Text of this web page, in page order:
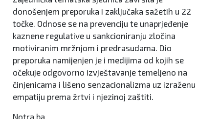
donošenjem preporuka i zaključaka sažetih u 22
točke. Odnose se na prevenciju te unaprjeđenje
kaznene regulative u sankcioniranju zločina
motiviranim mržnjom i predrasudama. Dio
preporuka namijenjen je i medijima od kojih se
očekuje odgovorno izvještavanje temeljeno na
činjenicama i lišeno senzacionalizma uz izraženu
empatiju prema žrtvi i njezinoj zaštiti.
Notra.ba